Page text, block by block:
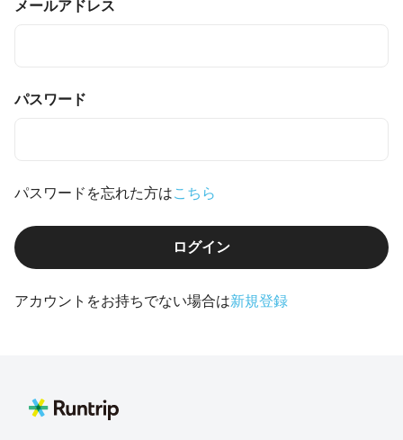
メールアドレス
パスワード
パスワードを忘れた方はこちら
ログイン
アカウントをお持ちでない場合は新規登録